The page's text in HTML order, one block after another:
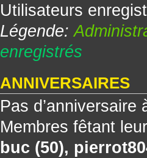
Utilisateurs
Légende:
enregistrés
ANNIVERSAIRES
Pas d’anniversaire
Membres fêtant
buc (50),